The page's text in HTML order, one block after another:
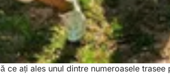
ați ales unul dintre numeroasele